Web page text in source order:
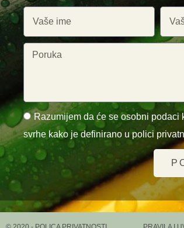
Razumijem da će se osobni
svrhe kako je definirano u polici